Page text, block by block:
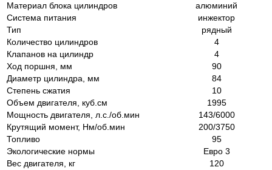
Материал блока цилиндров
алюминий
Система питания
инжектор
Тип
рядный
Количество цилиндров
4
Клапанов на цилиндр
4
Ход поршня, мм
90
Диаметр цилиндра, мм
84
Степень сжатия
10
Объем двигателя, куб.см
1995
Мощность двигателя, л.с./об.мин
143/6000
Крутящий момент, Нм/об.мин
200/3750
Топливо
95
Экологические нормы
Евро 3
Вес двигателя, кг
120